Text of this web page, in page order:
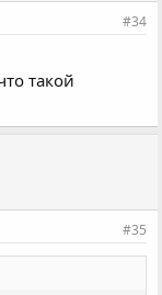
#34
такой
#35